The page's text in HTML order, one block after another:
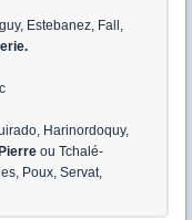
Estebanez, Fall,
Harinordoquy,
ou Tchalé-
Poux, Servat,